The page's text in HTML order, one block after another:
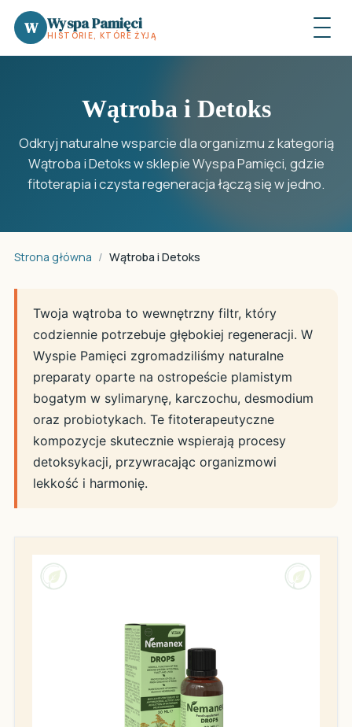
W Wyspa Pamięci
HISTORIE, KTÓRE ŻYJĄ
Wątroba i Detoks
Odkryj naturalne wsparcie dla organizmu z kategorią
Wątroba i Detoks w sklepie Wyspa Pamięci, gdzie
fitoterapia i czysta regeneracja łączą się w jedno.
Strona główna / Wątroba i Detoks
Twoja wątroba to wewnętrzny filtr, który
codziennie potrzebuje głębokiej regeneracji. W
Wyspie Pamięci zgromadziliśmy naturalne
preparaty oparte na ostropeście plamistym
bogatym w sylimarynę, karczochu, desmodium
oraz probiotykach. Te fitoterapeutyczne
kompozycje skutecznie wspierają procesy
detoksykacji, przywracając organizmowi
lekkość i harmonię.